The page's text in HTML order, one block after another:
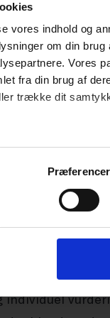
vores indhold og
om din
Vores
fra din brug af
trække dit
Præferencer
er tilgængelig
for
reglen).
at undtage
§ 3
hvis
eller
hvor der
som har